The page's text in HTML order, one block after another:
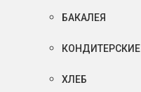
БАКАЛЕЯ
КОНДИТЕРСКИЕ
ХЛЕБ